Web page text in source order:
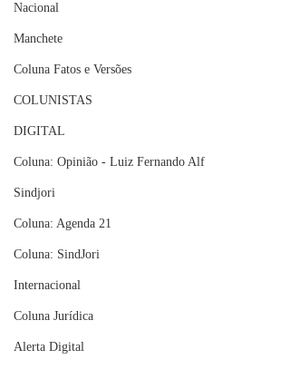
Nacional
Manchete
Coluna Fatos e Versões
COLUNISTAS
DIGITAL
Coluna: Opinião - Luiz Fernando Alf
Sindjori
Coluna: Agenda 21
Coluna: SindJori
Internacional
Coluna Jurídica
Alerta Digital